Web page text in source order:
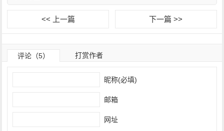
<< 上一篇 下一篇 >>
评论（5） 打赏作者
昵称(必填)
邮箱
网址